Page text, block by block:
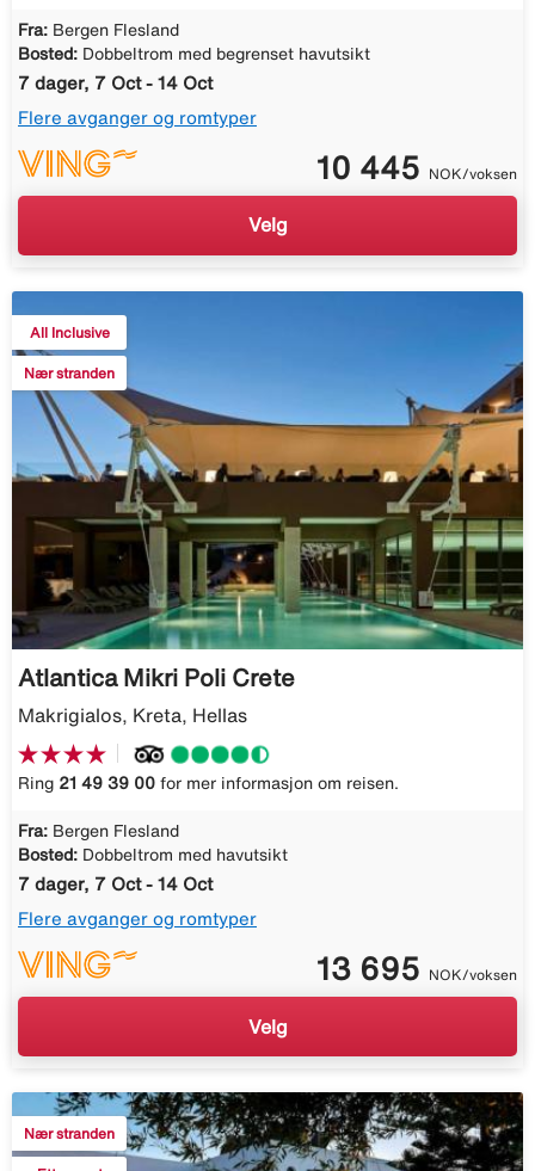
Fra: Bergen Flesland
Bosted: Dobbeltrom med begrenset havutsikt
7 dager, 7 Oct - 14 Oct
Flere avganger og romtyper
10 445 NOK/voksen
Velg
All Inclusive
Nær stranden
Atlantica Mikri Poli Crete
Makrigialos, Kreta, Hellas
Ring 21 49 39 00 for mer informasjon om reisen.
Fra: Bergen Flesland
Bosted: Dobbeltrom med havutsikt
7 dager, 7 Oct - 14 Oct
Flere avganger og romtyper
13 695 NOK/voksen
Velg
Nær stranden